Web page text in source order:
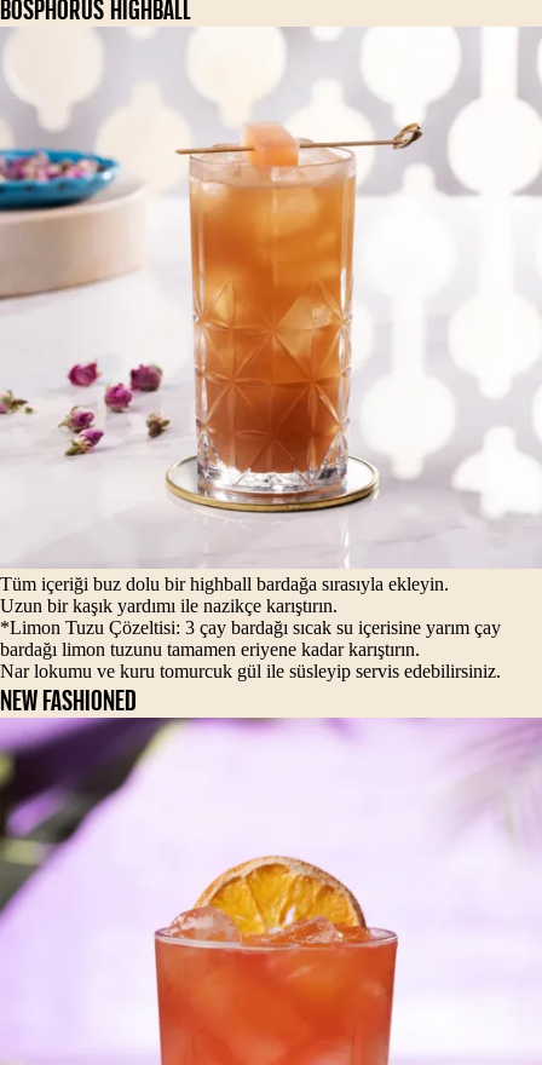
BOSPHORUS HIGHBALL
Tüm içeriği buz dolu bir highball bardağa sırasıyla ekleyin.
Uzun bir kaşık yardımı ile nazikçe karıştırın.
*Limon Tuzu Çözeltisi: 3 çay bardağı sıcak su içerisine yarım çay
bardağı limon tuzunu tamamen eriyene kadar karıştırın.
Nar lokumu ve kuru tomurcuk gül ile süsleyip servis edebilirsiniz.
NEW FASHIONED